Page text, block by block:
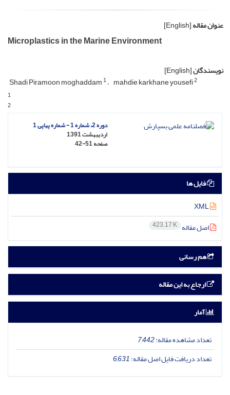
عنوان مقاله[English]
Microplastics in the Marine Environment
نویسندگان[English]
Shadi Piramoon moghaddam1 mahdie karkhane yousefi2
1
2
دوره 2، شماره 1 - شماره پیاپی 1
اردیبهشت 1391
صفحه42-51
فایل ها
اصل مقاله 423.17 K
هم رسانی
ارجاع به این مقاله
آمار
تعداد مشاهده مقاله:7,442
تعداد دریافت فایل اصل مقاله:6,631